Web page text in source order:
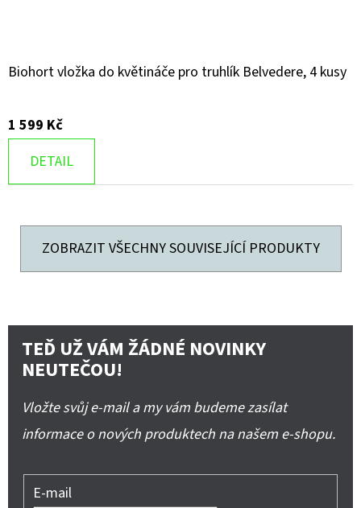
Biohort vložka do květináče pro truhlík Belvedere, 4 kusy
1 599 Kč
DETAIL
ZOBRAZIT VŠECHNY SOUVISEJÍCÍ PRODUKTY
TEĎ UŽ VÁM ŽÁDNÉ NOVINKY
NEUTEČOU!
Vložte svůj e-mail a my vám budeme zasílat
informace o nových produktech na našem e-shopu.
E-mail